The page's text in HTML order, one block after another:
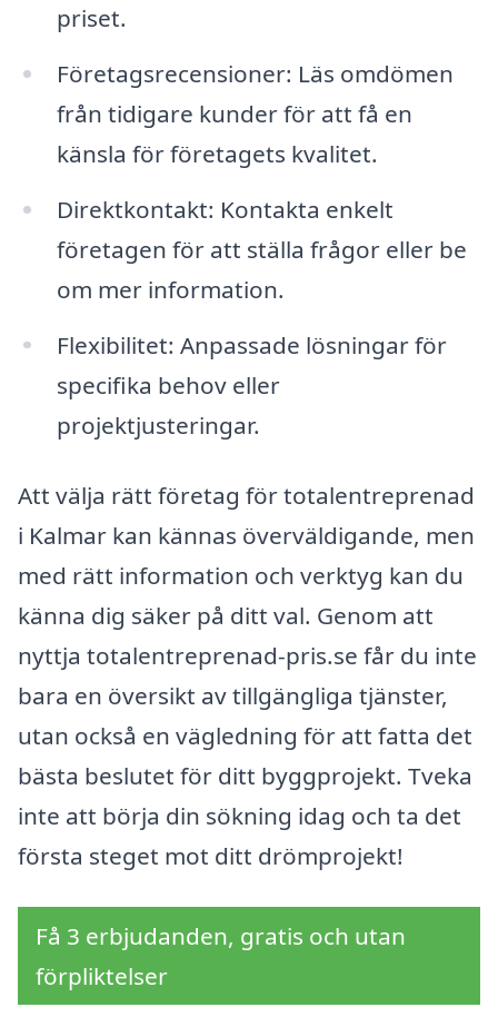
priset.
Företagsrecensioner: Läs omdömen
från tidigare kunder för att få en
känsla för företagets kvalitet.
Direktkontakt: Kontakta enkelt
företagen för att ställa frågor eller be
om mer information.
Flexibilitet: Anpassade lösningar för
specifika behov eller
projektjusteringar.
Att välja rätt företag för totalentreprenad
i Kalmar kan kännas överväldigande, men
med rätt information och verktyg kan du
känna dig säker på ditt val. Genom att
nyttja totalentreprenad-pris.se får du inte
bara en översikt av tillgängliga tjänster,
utan också en vägledning för att fatta det
bästa beslutet för ditt byggprojekt. Tveka
inte att börja din sökning idag och ta det
första steget mot ditt drömprojekt!
Få 3 erbjudanden, gratis och utan
förpliktelser